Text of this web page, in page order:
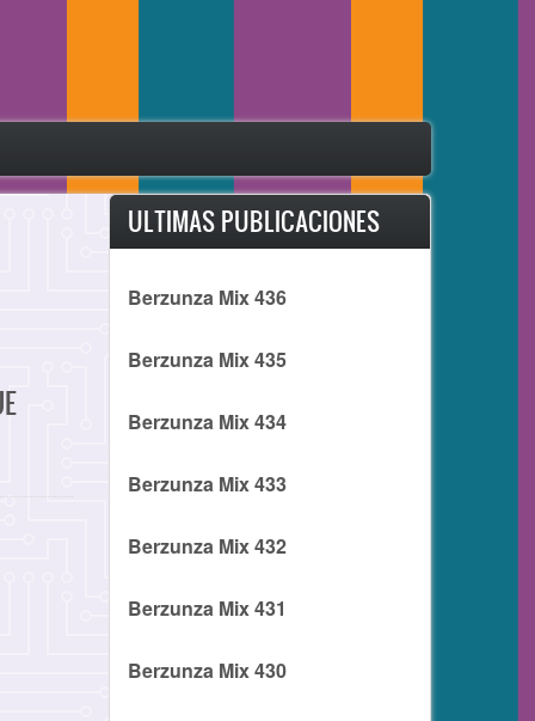
ULTIMAS PUBLICACIONES
Berzunza Mix 436
Berzunza Mix 435
Berzunza Mix 434
Berzunza Mix 433
Berzunza Mix 432
Berzunza Mix 431
Berzunza Mix 430